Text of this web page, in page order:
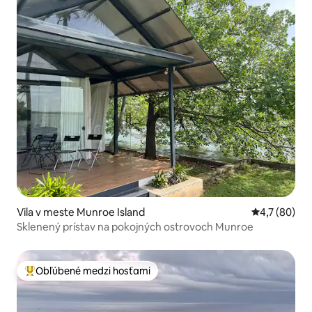
Vila v meste Munroe Island Priemerné
4,7 (80)
Sklenený prístav na pokojných ostrovoch Munroe
Najobľúbenejšie medzi hosťami
Obľúbené medzi hosťami